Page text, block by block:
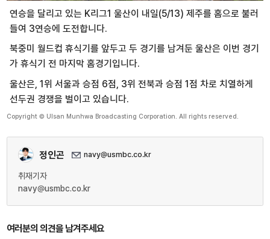
연승을 달리고 있는 K리그1 울산이 내일(5/13) 제주를 홈으로 불러
들여 3연승에 도전합니다.
북중미 월드컵 휴식기를 앞두고 두 경기를 남겨둔 울산은 이번 경기
가 휴식기 전 마지막 홈경기입니다.
울산은, 1위 서울과 승점 6점, 3위 전북과 승점 1점 차로 치열하게
선두권 경쟁을 벌이고 있습니다.
Copyright © Ulsan Munhwa Broadcasting Corporation. All rights reserved.
정인곤 navy@usmbc.co.kr
취재기자
navy@usmbc.co.kr
여러분의 의견을 남겨주세요